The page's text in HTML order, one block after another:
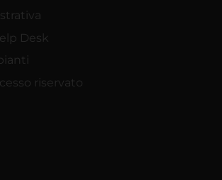
Desk
riservato